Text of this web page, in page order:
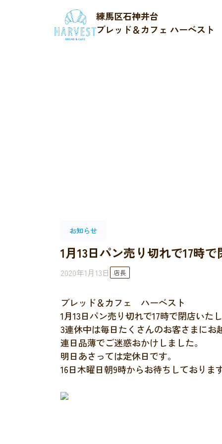
練馬区石神井台
ブレッド＆カフェ ハーベスト
お知らせ
1月13日パン売り切れで17時
2020年1月13日 店長
ブレッド＆カフェ ハーベスト
1月13日パン売り切れで17時で閉店いた
3連休中は毎日たくさんのお客さまに
連日品薄でご迷惑おかけしました。
明日あさっては定休日です。
16日木曜日朝9時からお待ちしておりま